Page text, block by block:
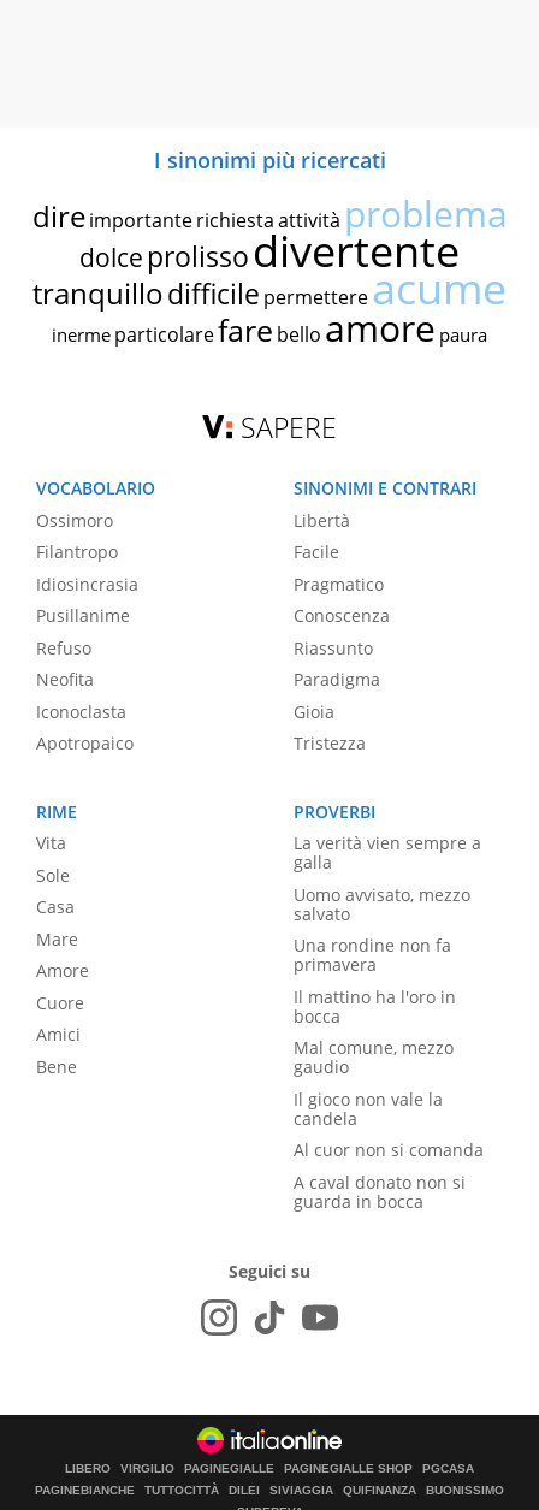
I sinonimi più ricercati
dire importante richiestaattività problema
dolce prolissodivertente
tranquillodifficile permettereacume
inerme particolarefare bello amore paura
SAPERE
VOCABOLARIO
Ossimoro
Filantropo
Idiosincrasia
Pusillanime
Refuso
Neofita
Iconoclasta
Apotropaico
SINONIMI E CONTRARI
Libertà
Facile
Pragmatico
Conoscenza
Riassunto
Paradigma
Gioia
Tristezza
RIME
Vita
Sole
Casa
Mare
Amore
Cuore
Amici
Bene
PROVERBI
La verità vien sempre a
galla
Uomo avvisato, mezzo
salvato
Una rondine non fa
primavera
Il mattino ha l'oro in
bocca
Mal comune, mezzo
gaudio
Il gioco non vale la
candela
Al cuor non si comanda
A caval donato non si
guarda in bocca
Seguici su
LIBERO VIRGILIO PAGINEGIALLE PAGINEGIALLE SHOP
PGCASA
PAGINEBIANCHE
TUTTOCITTÀ DILEI SIVIAGGIA QUIFINANZA
BUONISSIMO